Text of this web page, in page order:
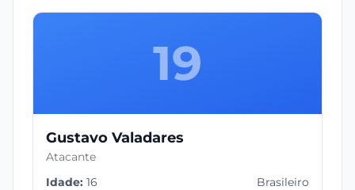
19
Gustavo Valadares
Atacante
Idade: 16 Brasileiro